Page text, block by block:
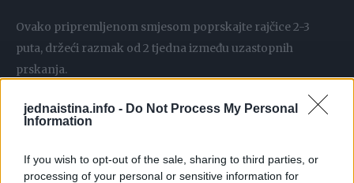
jednaistina.info - Do Not Process My Personal
Information
If you wish to opt-out of the sale, sharing to third parties, or
processing of your personal or sensitive information for
Ovako pripremljenom smjesom poprskajte rajčice 2-3
puta, držeći razmak od 2 tjedna između uzastopnih
prskanja.
Druga, ali također učinkovita, metoda je priprema
Recept je izuzetno jednostavan.